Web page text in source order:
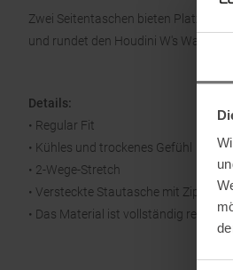
Zwei Seitentaschen bieten Platz für
und rundet den Houdini W's
Details:
• Regular Fit
• Kühles und trockenes Gefühl
• 2-Wege-Stretch
• Versteckte Stautasche mit Zip
• Das Material ist vollständig